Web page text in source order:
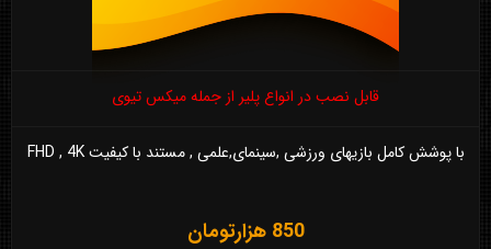
قابل نصب در انواع پلیر از جمله میکس تیوی
با پوشش کامل بازیهای ورزشی ,سینمای,علمی , مستند با کیفیت FHD , 4K
850 هزارتومان